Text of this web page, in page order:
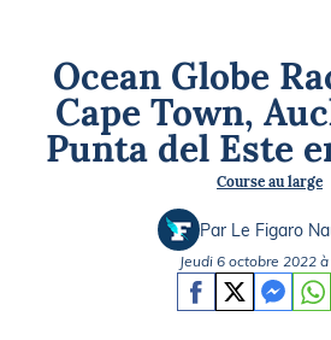
Ocean Globe
Cape Town,
Punta del Este
Course au large
Par Le Figaro
Jeudi 6 octobre 2022